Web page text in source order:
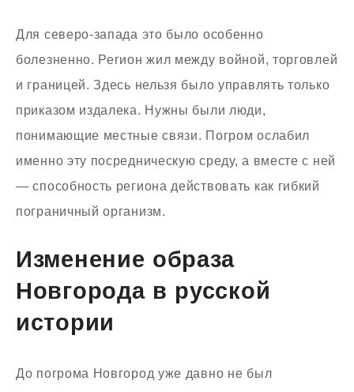
Для северо-запада это было особенно
болезненно. Регион жил между войной, торговлей
и границей. Здесь нельзя было управлять только
приказом издалека. Нужны были люди,
понимающие местные связи. Погром ослабил
именно эту посредническую среду, а вместе с ней
— способность региона действовать как гибкий
пограничный организм.
Изменение образа
Новгорода в русской
истории
До погрома Новгород уже давно не был